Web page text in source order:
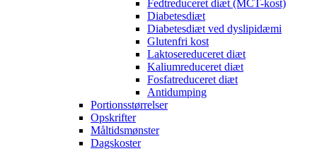
Fedtreduceret diæt (MCT-kost)
Diabetesdiæt
Diabetesdiæt ved dyslipidæmi
Glutenfri kost
Laktosereduceret diæt
Kaliumreduceret diæt
Fosfatreduceret diæt
Antidumping
Portionsstørrelser
Opskrifter
Måltidsmønster
Dagskoster